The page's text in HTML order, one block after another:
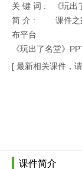
关 键 词 :
《玩
简 介 :
课件
布平台
《玩出了名堂》
[ 最新相关课件，
课件简介